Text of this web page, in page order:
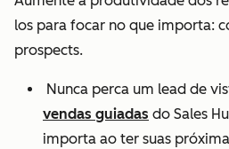
los para focar no que importa:
prospects.
Nunca perca um lead de
vendas guiadas do Sales
importa ao ter suas